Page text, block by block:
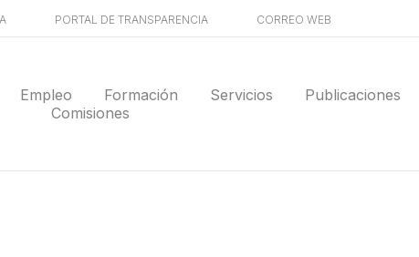
PORTAL DE TRANSPARENCIA CORREO WEB
Empleo Formación Servicios
Publicaciones
Comisiones